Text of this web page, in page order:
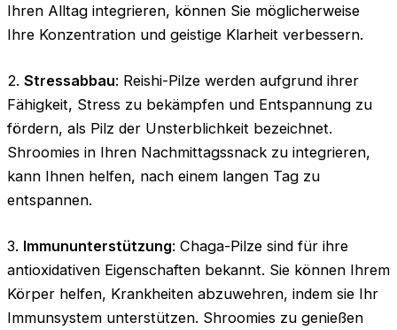
Ihren Alltag integrieren, können Sie möglicherweise
Ihre Konzentration und geistige Klarheit verbessern.
2. Stressabbau: Reishi-Pilze werden aufgrund ihrer
Fähigkeit, Stress zu bekämpfen und Entspannung zu
fördern, als Pilz der Unsterblichkeit bezeichnet.
Shroomies in Ihren Nachmittagssnack zu integrieren,
kann Ihnen helfen, nach einem langen Tag zu
entspannen.
3. Immununterstützung: Chaga-Pilze sind für ihre
antioxidativen Eigenschaften bekannt. Sie können Ihrem
Körper helfen, Krankheiten abzuwehren, indem sie Ihr
Immunsystem unterstützen. Shroomies zu genießen